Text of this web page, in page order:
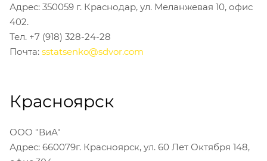
Адрес: 350059 г. Краснодар, ул. Меланжевая 10, офис
402.
Тел. +7 (918) 328-24-28
Почта: sstatsenko@sdvor.com
Красноярск
ООО "ВиА"
Адрес: 660079г. Красноярск, ул. 60 Лет Октября 148,